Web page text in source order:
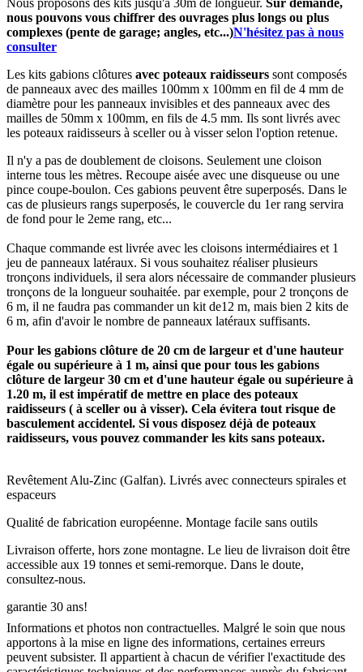
Nous proposons des kits jusqu'à 30m de longueur. Sur demande,
nous pouvons vous chiffrer des ouvrages plus longs ou plus
complexes (pente de garage; angles, etc...)N'hésitez pas à nous
consulter
Les kits gabions clôtures avec poteaux raidisseurs sont composés
de panneaux avec des mailles 100mm x 100mm en fil de 4 mm de
diamètre pour les panneaux invisibles et des panneaux avec des
mailles de 50mm x 100mm, en fils de 4.5 mm. Ils sont livrés avec
les poteaux raidisseurs à sceller ou à visser selon l'option retenue.
Il n'y a pas de doublement de cloisons. Seulement une cloison
interne tous les mètres. Recoupe aisée avec une disqueuse ou une
pince coupe-boulon. Ces gabions peuvent être superposés. Dans le
cas de plusieurs rangs superposés, le couvercle du 1er rang servira
de fond pour le 2eme rang, etc...
Chaque commande est livrée avec les cloisons intermédiaires et 1
jeu de panneaux latéraux. Si vous souhaitez réaliser plusieurs
tronçons individuels, il sera alors nécessaire de commander plusieurs
tronçons de la longueur souhaitée. par exemple, pour 2 tronçons de
6 m, il ne faudra pas commander un kit de12 m, mais bien 2 kits de
6 m, afin d'avoir le nombre de panneaux latéraux suffisants.
Pour les gabions clôture de 20 cm de largeur et d'une hauteur
égale ou supérieure à 1 m, ainsi que pour tous les gabions
clôture de largeur 30 cm et d'une hauteur égale ou supérieure à
1.20 m, il est impératif de mettre en place des poteaux
raidisseurs ( à sceller ou à visser). Cela évitera tout risque de
basculement accidentel. Si vous disposez déjà de poteaux
raidisseurs, vous pouvez commander les kits sans poteaux.
Revêtement Alu-Zinc (Galfan). Livrés avec connecteurs spirales et
espaceurs
Qualité de fabrication européenne. Montage facile sans outils
Livraison offerte, hors zone montagne. Le lieu de livraison doit être
accessible aux 19 tonnes et semi-remorque. Dans le doute,
consultez-nous.
garantie 30 ans!
Informations et photos non contractuelles. Malgré le soin que nous
apportons à la mise en ligne des informations, certaines erreurs
peuvent subsister. Il appartient à chacun de vérifier l'exactitude des